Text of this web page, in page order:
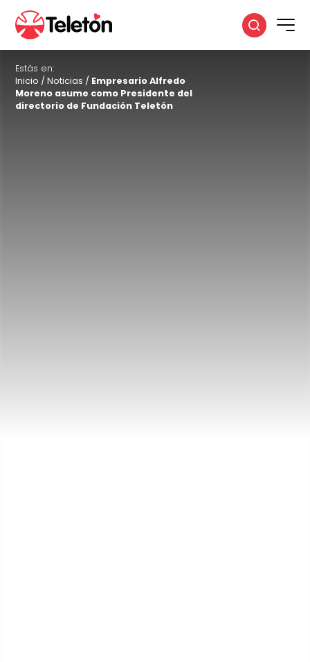
Estás en:
Inicio /Noticias / Empresario Alfredo
Moreno asume como Presidente del
directorio de Fundación Teletón